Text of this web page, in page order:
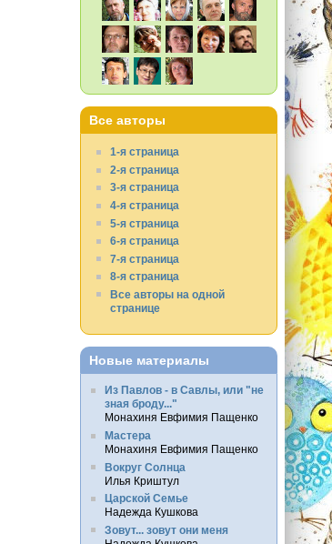
Все авторы
1-я страница
2-я страница
3-я страница
4-я страница
5-я страница
6-я страница
7-я страница
8-я страница
Все авторы на одной
странице
Новые материалы
Из Павлов - в Савлы, или "не
зная броду..."
Монахиня Евфимия Пащенко
Мастера
Монахиня Евфимия Пащенко
Вокруг Солнца
Илья Криштул
Царской Семье
Надежда Кушкова
Зовут... зовут они меня